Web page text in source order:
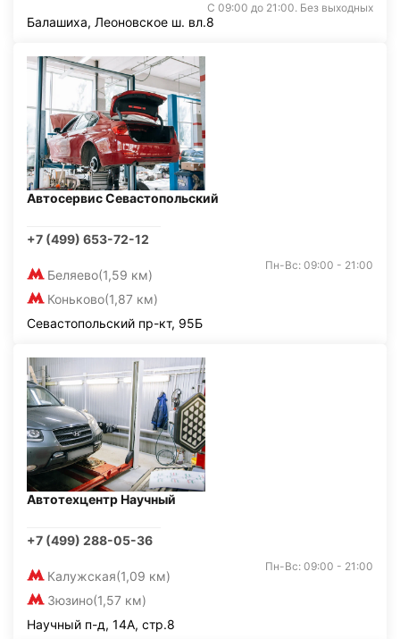
С 09:00 до 21:00. Без выходных
Балашиха, Леоновское ш. вл.8
Автосервис Севастопольский
+7 (499) 653-72-12
Беляево(1,59 км)
Коньково(1,87 км)
Пн-Вс: 09:00 - 21:00
Севастопольский пр-кт, 95Б
Автотехцентр Научный
+7 (499) 288-05-36
Калужская(1,09 км)
Зюзино(1,57 км)
Пн-Вс: 09:00 - 21:00
Научный п-д, 14А, стр.8